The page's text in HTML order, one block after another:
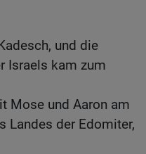
und die
Israels kam zum
Mose und Aaron am
Landes der Edomiter,